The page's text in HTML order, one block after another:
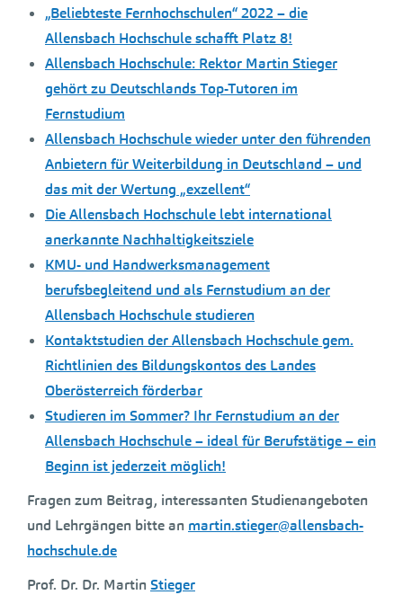
„Beliebteste Fernhochschulen“ 2022 – die
Allensbach Hochschule schafft Platz 8!
Allensbach Hochschule: Rektor Martin Stieger
gehört zu Deutschlands Top-Tutoren im
Fernstudium
Allensbach Hochschule wieder unter den führenden
Anbietern für Weiterbildung in Deutschland – und
das mit der Wertung „exzellent“
Die Allensbach Hochschule lebt international
anerkannte Nachhaltigkeitsziele
KMU- und Handwerksmanagement
berufsbegleitend und als Fernstudium an der
Allensbach Hochschule studieren
Kontaktstudien der Allensbach Hochschule gem.
Richtlinien des Bildungskontos des Landes
Oberösterreich förderbar
Studieren im Sommer? Ihr Fernstudium an der
Allensbach Hochschule – ideal für Berufstätige – ein
Beginn ist jederzeit möglich!
Fragen zum Beitrag, interessanten Studienangeboten
und Lehrgängen bitte an martin.stieger@allensbach-
hochschule.de
Prof. Dr. Dr. Martin Stieger